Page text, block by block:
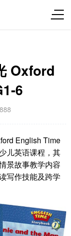
Oxford
6
English Time
儿英语课程，其
景故事教学内容
写作技能及跨学